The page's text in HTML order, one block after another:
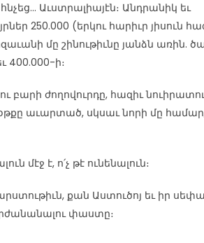
Աւստրալիայէն։ Անդրանիկ եւ
250.000 (երկու հարիւր յիսուն
մը շինութիւնը յանձն առին.
400.000-ի։
բարի ժողովուրդը, հազիւ
աւարտած, սկսաւ նորի մը
մէջ է, ո՛չ թէ ունենալուն։
քան Աստուծոյ եւ իր
փաստը։